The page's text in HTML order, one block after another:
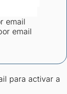
email
email
para activar a